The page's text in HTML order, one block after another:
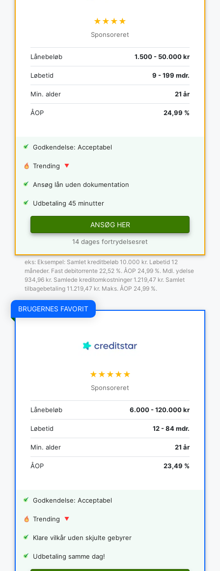
★★★★
Sponsoreret
Lånebeløb 1.500 - 50.000 kr
Løbetid 9 - 199 mdr.
Min. alder 21 år
ÅOP 24,99 %
Godkendelse: Acceptabel
Trending
Ansøg lån uden dokumentation
Udbetaling 45 minutter
ANSØG HER
14 dages fortrydelsesret
eks: Eksempel: Samlet kreditbeløb 10.000 kr. Løbetid 12
måneder. Fast debitorrente 22,52 %. ÅOP 24,99 %. Mdl. ydelse
934,96 kr. Samlede kreditomkostninger 1.219,47 kr. Samlet
tilbagebetaling 11.219,47 kr. Maks. ÅOP 24,99 %.
BRUGERNES FAVORIT
★★★★★
Sponsoreret
Lånebeløb 6.000 - 120.000 kr
Løbetid 12 - 84 mdr.
Min. alder 21 år
ÅOP 23,49 %
Godkendelse: Acceptabel
Trending
Klare vilkår uden skjulte gebyrer
Udbetaling samme dag!